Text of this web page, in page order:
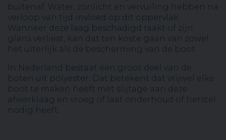
buitenaf. Water, zonlicht en vervuiling hebben na
verloop van tijd invloed op dit oppervlak.
Wanneer deze laag beschadigd raakt of zijn
glans verliest, kan dat ten koste gaan van zowel
het uiterlijk als de bescherming van de boot.
In Nederland bestaat een groot deel van de
boten uit polyester. Dat betekent dat vrijwel elke
boot te maken heeft met slijtage aan deze
afwerklaag en vroeg of laat onderhoud of herstel
nodig heeft.